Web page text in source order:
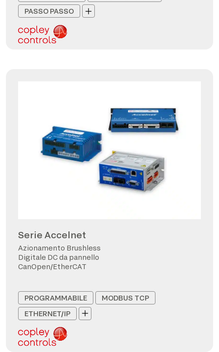
PASSO PASSO
Serie Accelnet
Azionamento Brushless
Digitale DC da pannello
CanOpen/EtherCAT
PROGRAMMABILE
MODBUS TCP
ETHERNET/IP